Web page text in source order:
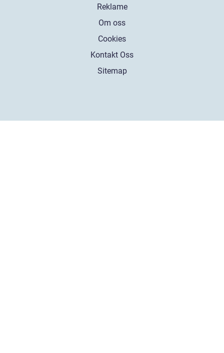
Reklame
Om oss
Cookies
Kontakt Oss
Sitemap